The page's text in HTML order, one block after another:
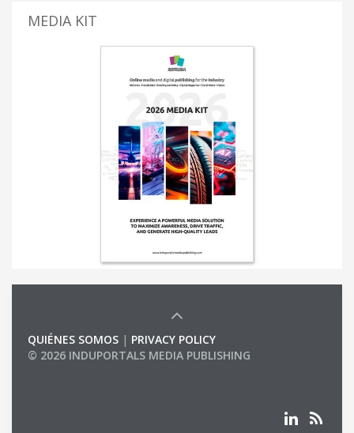
MEDIA KIT
QUIÉNES SOMOS | PRIVACY POLICY
© 2026 INDUPORTALS MEDIA PUBLISHING